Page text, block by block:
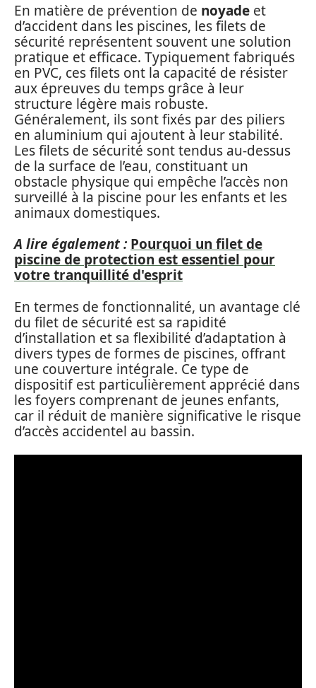
En matière de prévention de noyade et
d’accident dans les piscines, les filets de
sécurité représentent souvent une solution
pratique et efficace. Typiquement fabriqués
en PVC, ces filets ont la capacité de résister
aux épreuves du temps grâce à leur
structure légère mais robuste.
Généralement, ils sont fixés par des piliers
en aluminium qui ajoutent à leur stabilité.
Les filets de sécurité sont tendus au-dessus
de la surface de l’eau, constituant un
obstacle physique qui empêche l’accès non
surveillé à la piscine pour les enfants et les
animaux domestiques.
A lire également : Pourquoi un filet de
piscine de protection est essentiel pour
votre tranquillité d'esprit
En termes de fonctionnalité, un avantage clé
du filet de sécurité est sa rapidité
d’installation et sa flexibilité d’adaptation à
divers types de formes de piscines, offrant
une couverture intégrale. Ce type de
dispositif est particulièrement apprécié dans
les foyers comprenant de jeunes enfants,
car il réduit de manière significative le risque
d’accès accidentel au bassin.